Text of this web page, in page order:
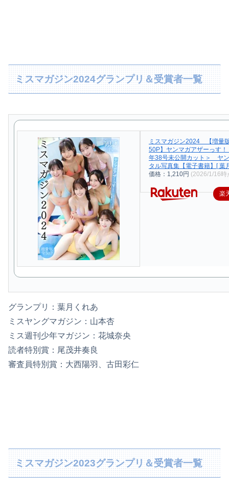
ミスマガジン2024グランプリ＆受賞者一覧
ミスマガジン2024 【増量
50P】ヤンマガアザーっす
年38号未公開カット＞ ヤ
タル写真集【電子書籍】[ 葉
価格：1,210円 (2026/1/16時
楽
グランプリ：葉月くれあ
ミスヤングマガジン：山本杏
ミス週刊少年マガジン：花城奈央
読者特別賞：尾茂井奏良
審査員特別賞：大西陽羽、古田彩仁
ミスマガジン2023グランプリ＆受賞者一覧